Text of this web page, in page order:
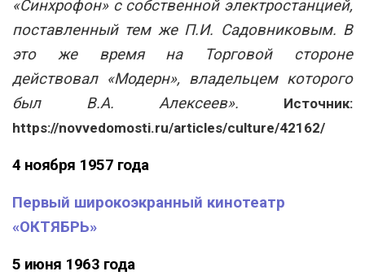
«Синхрофон» с собственной электростанцией,
поставленный тем же П.И. Садовниковым. В
это же время на Торговой стороне
действовал «Модерн», владельцем которого
был В.А. Алексеев».
Источник:
https://novvedomosti.ru/articles/culture/42162/
4 ноября 1957 года
Первый широкоэкранный кинотеатр
«ОКТЯБРЬ»
5 июня 1963 года